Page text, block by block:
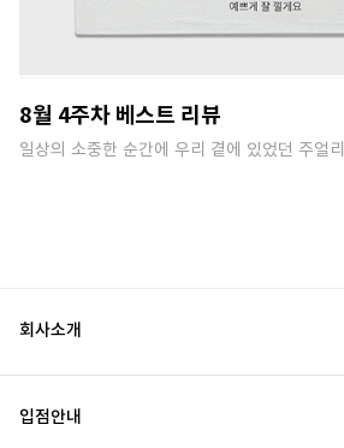
8월 4주차 베스트 리뷰
일상의 소중한 순간에 우리 곁에 있었던 주얼리
회사소개
입점안내